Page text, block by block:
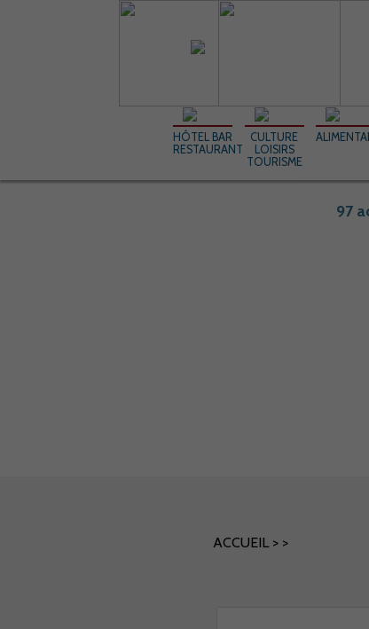
HÔTEL BAR
RESTAURANT
CULTURE
LOISIRS
TOURISME
97
ACCUEIL> >